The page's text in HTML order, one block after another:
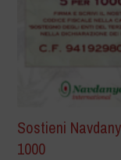
Sostieni
1000